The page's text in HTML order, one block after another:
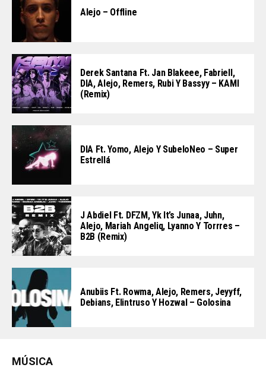
Alejo – Offline
Derek Santana Ft. Jan Blakeee, Fabriell,
DIA, Alejo, Remers, Rubi Y Bassyy – KAMI
(Remix)
DIA Ft. Yomo, Alejo Y SubeloNeo – Super
Estrellá
J Abdiel Ft. DFZM, Yk It’s Junaa, Juhn,
Alejo, Mariah Angeliq, Lyanno Y Torrres –
B2B (Remix)
Anubiis Ft. Rowma, Alejo, Remers, Jeyyff,
Debians, Elintruso Y Hozwal – Golosina
MÚSICA